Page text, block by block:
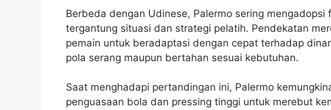
Berbeda dengan Udinese, Palermo sering
tergantung situasi dan strategi pelatih. Pendekatan
pemain untuk beradaptasi dengan cepat terhadap
pola serang maupun bertahan sesuai kebutuhan.
Saat menghadapi pertandingan ini, Palermo
penguasaan bola dan pressing tinggi untuk merebut